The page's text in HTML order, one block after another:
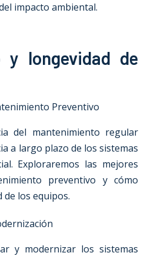
impacto ambiental.
y longevidad de
Preventivo
del mantenimiento regular
a largo plazo de los sistemas
Exploraremos las mejores
preventivo y cómo
los equipos.
y modernizar los sistemas